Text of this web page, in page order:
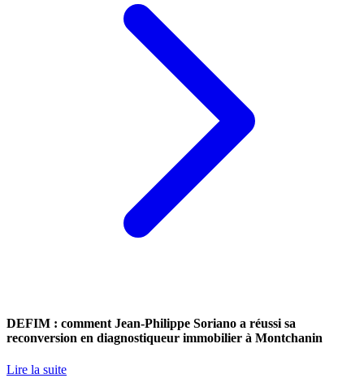
DEFIM : comment Jean-Philippe Soriano a réussi sa
reconversion en diagnostiqueur immobilier à Montchanin
Lire la suite